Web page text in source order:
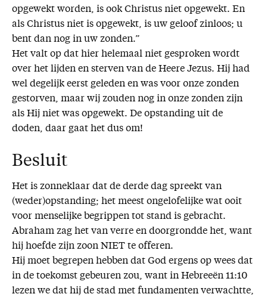
opgewekt worden, is ook Christus niet opgewekt. En
als Christus niet is opgewekt, is uw geloof zinloos; u
bent dan nog in uw zonden.”
Het valt op dat hier helemaal niet gesproken wordt
over het lijden en sterven van de Heere Jezus. Hij had
wel degelijk eerst geleden en was voor onze zonden
gestorven, maar wij zouden nog in onze zonden zijn
als Hij niet was opgewekt. De opstanding uit de
doden, daar gaat het dus om!
Besluit
Het is zonneklaar dat de derde dag spreekt van
(weder)opstanding; het meest ongelofelijke wat ooit
voor menselijke begrippen tot stand is gebracht.
Abraham zag het van verre en doorgrondde het, want
hij hoefde zijn zoon NIET te offeren.
Hij moet begrepen hebben dat God ergens op wees dat
in de toekomst gebeuren zou, want in Hebreeën 11:10
lezen we dat hij de stad met fundamenten verwachtte,